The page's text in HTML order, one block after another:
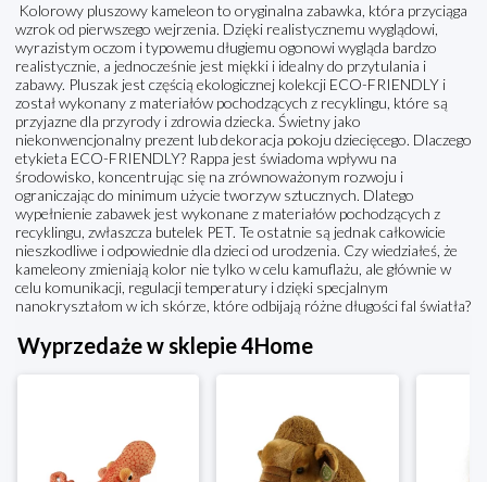
Kolorowy pluszowy kameleon to oryginalna zabawka, która przyciąga
wzrok od pierwszego wejrzenia. Dzięki realistycznemu wyglądowi,
wyrazistym oczom i typowemu długiemu ogonowi wygląda bardzo
realistycznie, a jednocześnie jest miękki i idealny do przytulania i
zabawy. Pluszak jest częścią ekologicznej kolekcji ECO-FRIENDLY i
został wykonany z materiałów pochodzących z recyklingu, które są
przyjazne dla przyrody i zdrowia dziecka. Świetny jako
niekonwencjonalny prezent lub dekoracja pokoju dziecięcego. Dlaczego
etykieta ECO-FRIENDLY? Rappa jest świadoma wpływu na
środowisko, koncentrując się na zrównoważonym rozwoju i
ograniczając do minimum użycie tworzyw sztucznych. Dlatego
wypełnienie zabawek jest wykonane z materiałów pochodzących z
recyklingu, zwłaszcza butelek PET. Te ostatnie są jednak całkowicie
nieszkodliwe i odpowiednie dla dzieci od urodzenia. Czy wiedziałeś, że
kameleony zmieniają kolor nie tylko w celu kamuflażu, ale głównie w
celu komunikacji, regulacji temperatury i dzięki specjalnym
nanokryształom w ich skórze, które odbijają różne długości fal światła?
Wyprzedaże w sklepie 4Home